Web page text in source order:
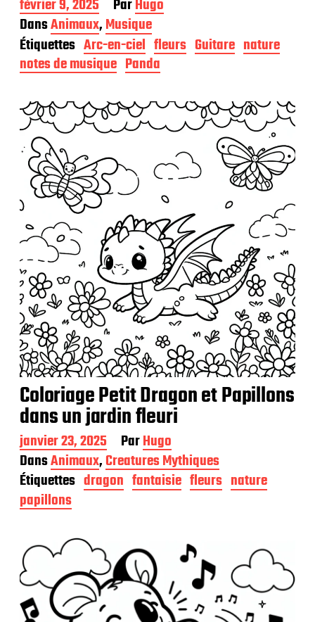
D
a
t
e
d
e
u
b
l
i
c
i
o
n
février 9, 2025 ParHugo
DansAnimaux,Musique
Étiquettes Arc-en-ciel fleurs Guitare nature
notes de musique Panda
Coloriage Petit Dragon et Papillons
dans un jardin fleuri
D
a
t
e
d
e
b
l
i
c
a
janvier 23, 2025 ParHugo
DansAnimaux,Creatures Mythiques
Étiquettes dragon fantaisie fleurs nature
papillons